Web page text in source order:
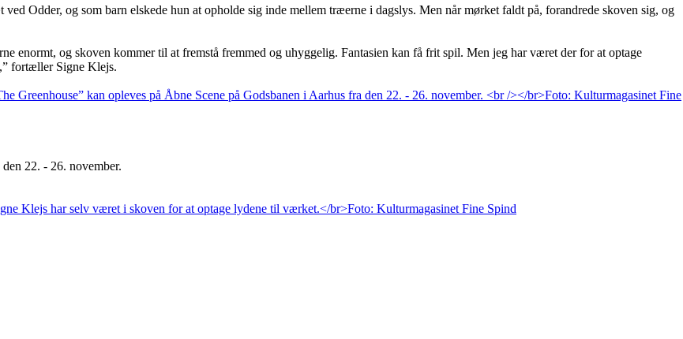
Odder, og som barn elskede hun at opholde sig inde mellem træerne i dagslys. Men når mørket faldt på, forandrede skoven sig, og
enormt, og skoven kommer til at fremstå fremmed og uhyggelig. Fantasien kan få frit spil. Men jeg har været der for at optage
fortæller Signe Klejs.
22. - 26. november.